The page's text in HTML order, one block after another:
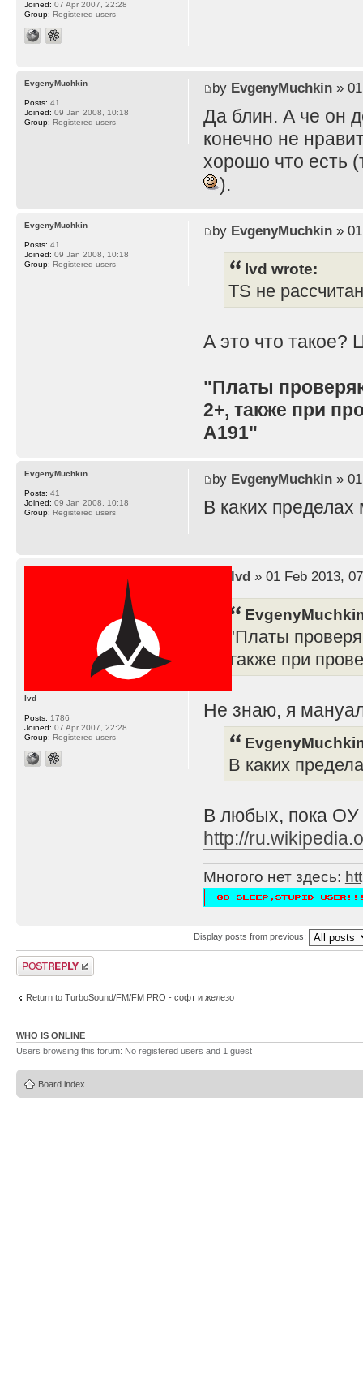
Joined: 07 Apr 2007, 22:28
Group: Registered users
by EvgenyMuchkin» 01
Да блин. А че он
конечно не
хорошо что есть
).
EvgenyMuchkin
Posts: 41
Joined: 09 Jan 2008, 10:18
Group: Registered users
by EvgenyMuchkin» 01
lvd wrote:
TS не
А это что такое?
"Платы
2+, также при
A191"
EvgenyMuchkin
Posts: 41
Joined: 09 Jan 2008, 10:18
Group: Registered users
by EvgenyMuchkin» 01
В каких
EvgenyMuchkin
Posts: 41
Joined: 09 Jan 2008, 10:18
Group: Registered users
lvd» 01 Feb 2013,
"Платы
также при
Не знаю, я
В каких
В любых, пока ОУ
http://
Многого нет здесь:
lvd
Posts: 1786
Joined: 07 Apr 2007, 22:28
Group: Registered users
Display posts from previous:
Post a reply
Return to TurboSound/FM/FM PRO - софт и железо
WHO IS ONLINE
Users browsing this forum: No registered users and 1 guest
Board index